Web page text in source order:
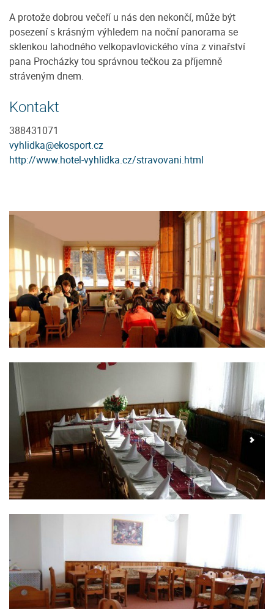
A protože dobrou večeří u nás den nekončí, může být
posezení s krásným výhledem na noční panorama se
sklenkou lahodného velkopavlovického vína z vinařství
pana Procházky tou správnou tečkou za příjemně
stráveným dnem.
Kontakt
388431071
vyhlidka@ekosport.cz
http://www.hotel-vyhlidka.cz/stravovani.html